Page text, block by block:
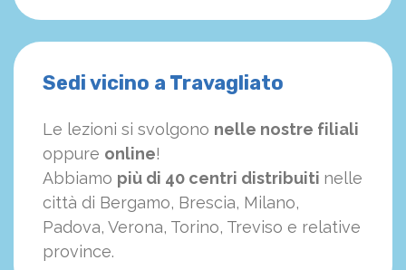
Sedi vicino a Travagliato
Le lezioni si svolgono nelle nostre filiali
oppure online!
Abbiamo più di 40 centri distribuiti nelle
città di Bergamo, Brescia, Milano,
Padova, Verona, Torino, Treviso e relative
province.